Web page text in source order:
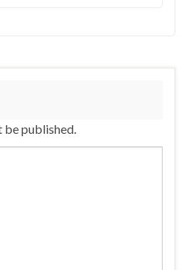
be published.